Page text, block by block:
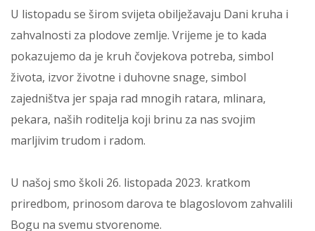
U listopadu se širom svijeta obilježavaju Dani kruha i
zahvalnosti za plodove zemlje. Vrijeme je to kada
pokazujemo da je kruh čovjekova potreba, simbol
života, izvor životne i duhovne snage, simbol
zajedništva jer spaja rad mnogih ratara, mlinara,
pekara, naših roditelja koji brinu za nas svojim
marljivim trudom i radom.
U našoj smo školi 26. listopada 2023. kratkom
priredbom, prinosom darova te blagoslovom zahvalili
Bogu na svemu stvorenome.